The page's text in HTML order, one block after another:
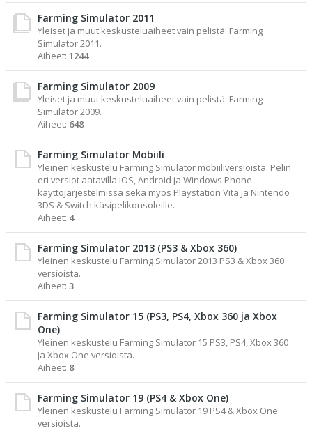
Farming Simulator 2011
Yleiset ja muut keskusteluaiheet vain pelistä: Farming
Simulator 2011.
Aiheet: 1244
Farming Simulator 2009
Yleiset ja muut keskusteluaiheet vain pelistä: Farming
Simulator 2009.
Aiheet: 648
Farming Simulator Mobiili
Yleinen keskustelu Farming Simulator mobiiliversioista. Pelin
eri versiot aatavilla iOS, Android ja Windows Phone
käyttöjärjestelmissä sekä myös Playstation Vita ja Nintendo
3DS & Switch käsipelikonsoleille.
Aiheet: 4
Farming Simulator 2013 (PS3 & Xbox 360)
Yleinen keskustelu Farming Simulator 2013 PS3 & Xbox 360
versioista.
Aiheet: 3
Farming Simulator 15 (PS3, PS4, Xbox 360 ja Xbox
One)
Yleinen keskustelu Farming Simulator 15 PS3, PS4, Xbox 360
ja Xbox One versioista.
Aiheet: 8
Farming Simulator 19 (PS4 & Xbox One)
Yleinen keskustelu Farming Simulator 19 PS4 & Xbox One
versioista.